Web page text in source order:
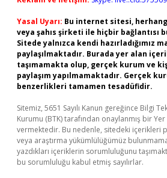
Yasal Uyarı: Bu internet sitesi,
veya şahıs şirketi ile hiçbir bağlantısı
Sitede yalnızca kendi hazırladığımız
paylaşılmaktadır. Burada yer alan
taşımamakta olup, gerçek kurum ve
paylaşım yapılmamaktadır. Gerçek
benzerlikleri tamamen tesadüfidir.
Sitemiz, 5651 Sayılı Kanun gereğince Bilgi
Kurumu (BTK) tarafından onaylanmış bir
vermektedir. Bu nedenle, sitedeki içerikleri
veya araştırma yükümlülüğümüz
yazdıkları içeriklerin sorumluluğunu
bu sorumluluğu kabul etmiş sayılırlar.